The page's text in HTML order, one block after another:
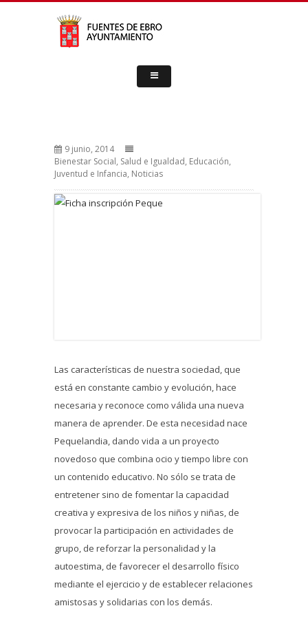
9 junio, 2014
Bienestar Social, Salud e Igualdad, Educación,
Juventud e Infancia, Noticias
Las características de nuestra sociedad, que
está en constante cambio y evolución, hace
necesaria y reconoce como válida una nueva
manera de aprender. De esta necesidad nace
Pequelandia, dando vida a un proyecto
novedoso que combina ocio y tiempo libre con
un contenido educativo. No sólo se trata de
entretener sino de fomentar la capacidad
creativa y expresiva de los niños y niñas, de
provocar la participación en actividades de
grupo, de reforzar la personalidad y la
autoestima, de favorecer el desarrollo físico
mediante el ejercicio y de establecer relaciones
amistosas y solidarias con los demás.